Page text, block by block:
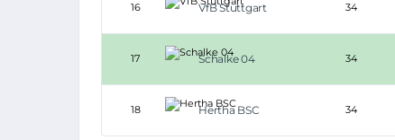
16 VfB Stuttgart 34
17 Schalke 04 34
18 Hertha BSC 34